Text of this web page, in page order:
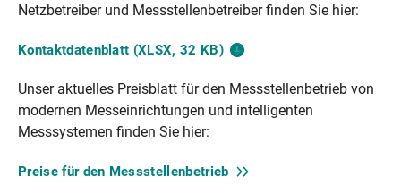
Netzbetreiber und Messstellenbetreiber finden Sie hier:
Kontaktdatenblatt (XLSX, 32 KB)
Unser aktuelles Preisblatt für den Messstellenbetrieb von
modernen Messeinrichtungen und intelligenten
Messsystemen finden Sie hier:
Preise für den Messstellenbetrieb